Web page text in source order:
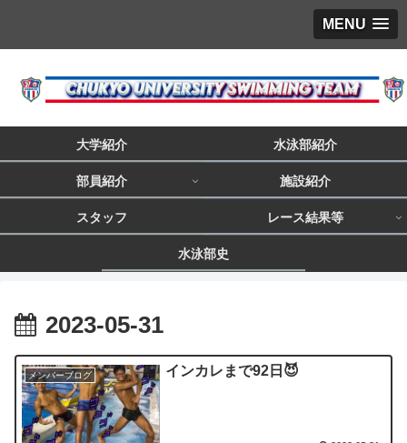
MENU
大学紹介 水泳部紹介
部員紹介 施設紹介
スタッフ レース結果等
水泳部史
2023-05-31
メンバーブログ インカレまで92日😈